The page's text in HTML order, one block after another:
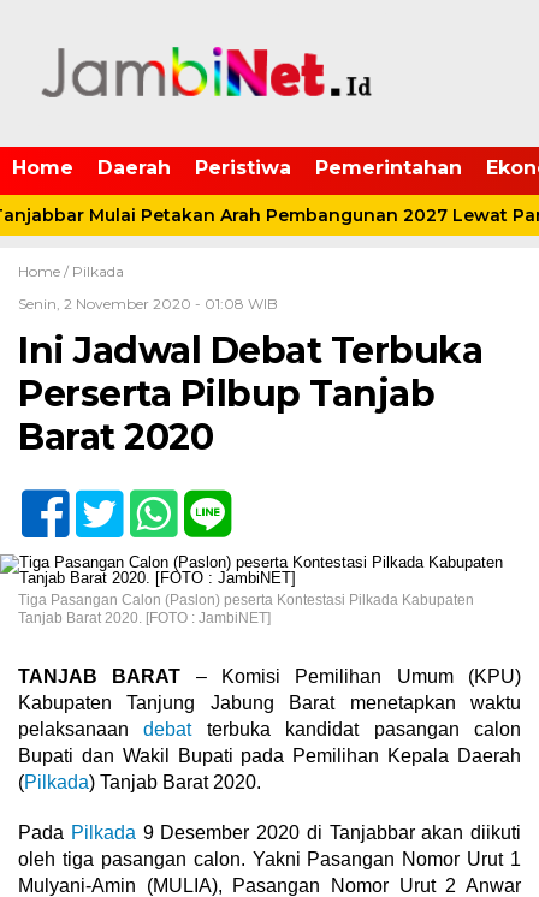
Home Daerah Peristiwa Pemerintahan
Mulai Petakan Arah Pembangunan 2027 Lewat
Home / Pilkada
Senin, 2 November 2020 - 01:08 WIB
Ini Jadwal Debat Terbuka
Perserta Pilbup Tanjab
Barat 2020
Tiga Pasangan Calon (Paslon) peserta Kontestasi Pilkada Kabupaten
Tanjab Barat 2020. [FOTO : JambiNET]
TANJAB BARAT – Komisi Pemilihan Umum (KPU)
Kabupaten Tanjung Jabung Barat menetapkan waktu
pelaksanaandebatterbuka kandidat pasangan calon
Bupati dan Wakil Bupati pada Pemilihan Kepala Daerah
(Pilkada) Tanjab Barat 2020.
Pada Pilkada 9 Desember 2020 di Tanjabbar akan diikuti
oleh tiga pasangan calon. Yakni Pasangan Nomor Urut 1
Mulyani-Amin (MULIA), Pasangan Nomor Urut 2 Anwar